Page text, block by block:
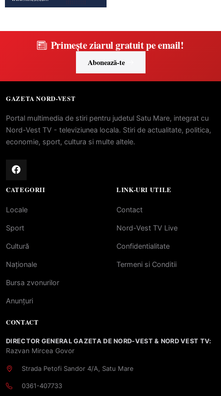
Primește ziarul gratuit pe email!
Abonează-te
GAZETA NORD-VEST
Portal multimedia de stiri pentru judetul Satu Mare, integrat cu
Nord-Vest TV - televiziunea locala. Stiri de actualitate, politica,
economie, sport, cultura si multe altele.
CATEGORII
Locale
Sport
Cultură
Naționale
Bursa zvonurilor
Anunțuri
LINK-URI UTILE
Contact
Nord-Vest TV Live
Confidentialitate
Termeni si Conditii
CONTACT
DIRECTOR GENERAL GAZETA DE NORD-VEST & NORD VEST TV:
Razvan Mircea Govor
Strada Petofi Sandor 4/A, Satu Mare
0361-407733